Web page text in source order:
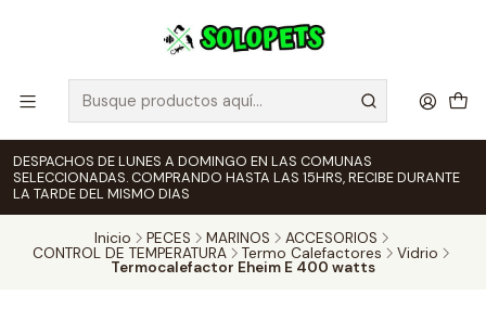
DESPACHOS DE LUNES A DOMINGO EN LAS COMUNAS
SELECCIONADAS. COMPRANDO HASTA LAS 15HRS, RECIBE DURANTE
LA TARDE DEL MISMO DIAS
Inicio PECES MARINOS
ACCESORIOS
CONTROL DE TEMPERATURA
Termo Calefactores Vidrio
Termocalefactor Eheim E 400 watts